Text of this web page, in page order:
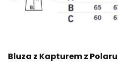
Bluza z Kapturem z